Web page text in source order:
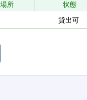
所 状態
貸出可